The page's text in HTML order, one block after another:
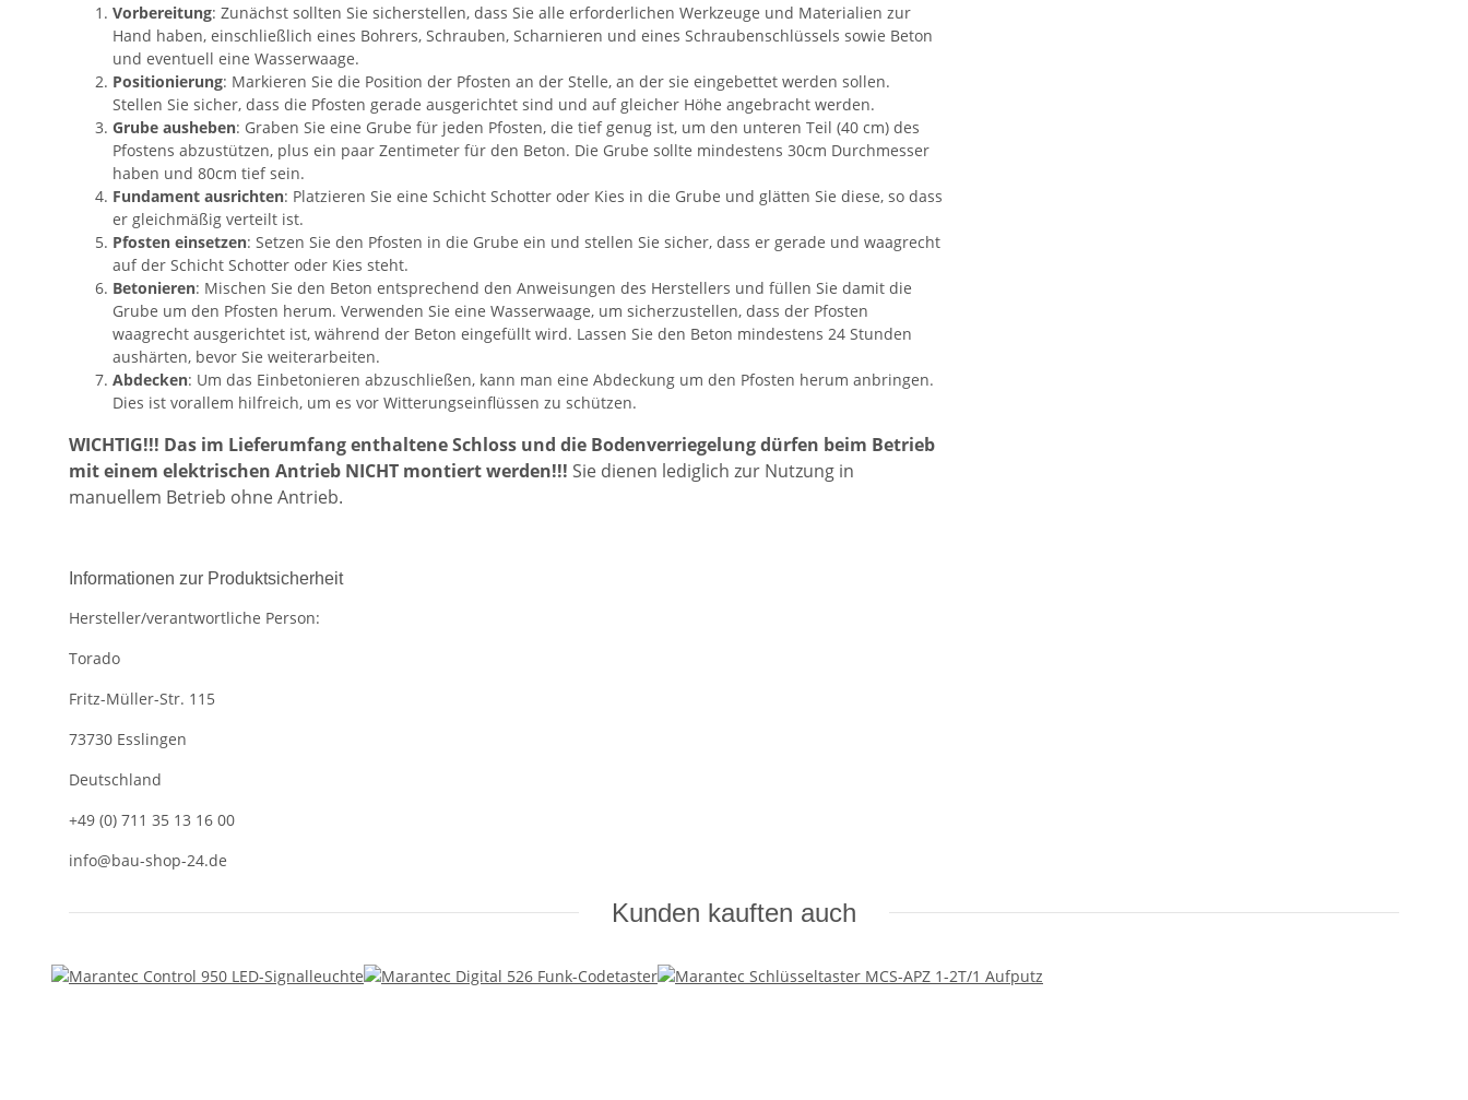
Vorbereitung: Zunächst sollten Sie sicherstellen, dass Sie alle erforderlichen Werkzeuge und Materialien zur
Hand haben, einschließlich eines Bohrers, Schrauben, Scharnieren und eines Schraubenschlüssels sowie Beton
und eventuell eine Wasserwaage.
Positionierung: Markieren Sie die Position der Pfosten an der Stelle, an der sie eingebettet werden sollen.
Stellen Sie sicher, dass die Pfosten gerade ausgerichtet sind und auf gleicher Höhe angebracht werden.
Grube ausheben: Graben Sie eine Grube für jeden Pfosten, die tief genug ist, um den unteren Teil (40 cm) des
Pfostens abzustützen, plus ein paar Zentimeter für den Beton. Die Grube sollte mindestens 30cm Durchmesser
haben und 80cm tief sein.
Fundament ausrichten: Platzieren Sie eine Schicht Schotter oder Kies in die Grube und glätten Sie diese, so dass
er gleichmäßig verteilt ist.
Pfosten einsetzen: Setzen Sie den Pfosten in die Grube ein und stellen Sie sicher, dass er gerade und waagrecht
auf der Schicht Schotter oder Kies steht.
Betonieren: Mischen Sie den Beton entsprechend den Anweisungen des Herstellers und füllen Sie damit die
Grube um den Pfosten herum. Verwenden Sie eine Wasserwaage, um sicherzustellen, dass der Pfosten
waagrecht ausgerichtet ist, während der Beton eingefüllt wird. Lassen Sie den Beton mindestens 24 Stunden
aushärten, bevor Sie weiterarbeiten.
Abdecken: Um das Einbetonieren abzuschließen, kann man eine Abdeckung um den Pfosten herum anbringen.
Dies ist vorallem hilfreich, um es vor Witterungseinflüssen zu schützen.
WICHTIG!!! Das im Lieferumfang enthaltene Schloss und die Bodenverriegelung dürfen beim Betrieb
mit einem elektrischen Antrieb NICHT montiert werden!!! Sie dienen lediglich zur Nutzung in
manuellem Betrieb ohne Antrieb.
Informationen zur Produktsicherheit
Hersteller/verantwortliche Person:
Torado
Fritz-Müller-Str. 115
73730 Esslingen
Deutschland
+49 (0) 711 35 13 16 00
info@bau-shop-24.de
Kunden kauften auch